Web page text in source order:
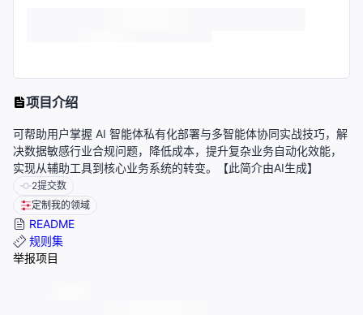
项目介绍
可帮助用户掌握 AI 智能体私有化部署与多智能体协同实战技巧，解
决数据敏感行业合规问题，降低成本，提升复杂业务自动化效能，
实现从辅助工具到核心业务系统的转变。【此简介由AI生成】
2提交数
定制我的领域
README
规则集
举报项目